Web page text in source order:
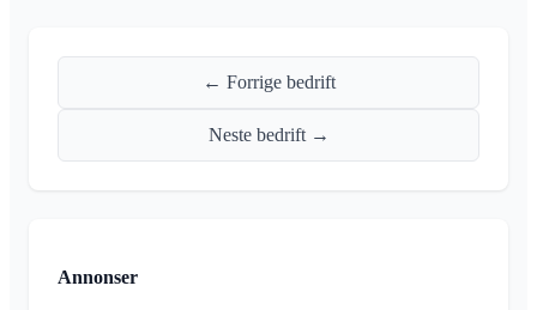
← Forrige bedrift
Neste bedrift →
Annonser